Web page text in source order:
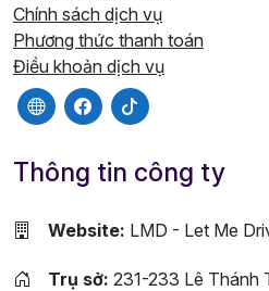
Chính sách dịch vụ
Phương thức thanh toán
Điều khoản dịch vụ
Thông tin công ty
Website: LMD - Let Me
Trụ sở: 231-233 Lê Thánh